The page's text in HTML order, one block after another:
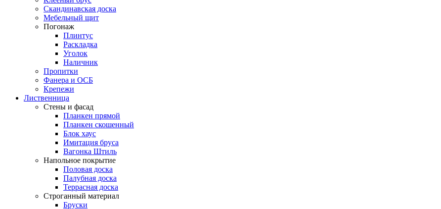
Скандинавская доска
Мебельный щит
Погонаж
Плинтус
Раскладка
Уголок
Наличник
Пропитки
Фанера и ОСБ
Крепежи
Лиственница
Стены и фасад
Планкен прямой
Планкен скошенный
Блок хаус
Имитация бруса
Вагонка Штиль
Напольное покрытие
Половая доска
Палубная доска
Террасная доска
Строганный материал
Бруски